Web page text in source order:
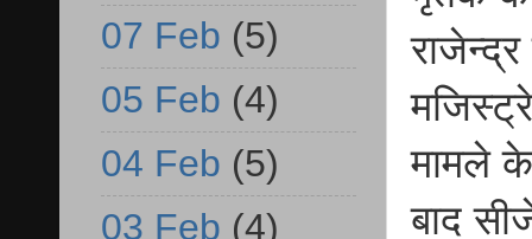
मामले
बाद
07 Feb (5)
05 Feb (4)
04 Feb (5)
03 Feb (4)